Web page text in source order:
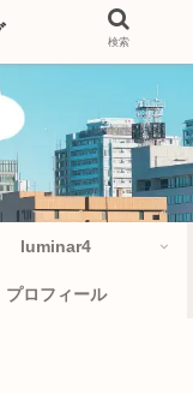
luminar4
プロフィール
検索